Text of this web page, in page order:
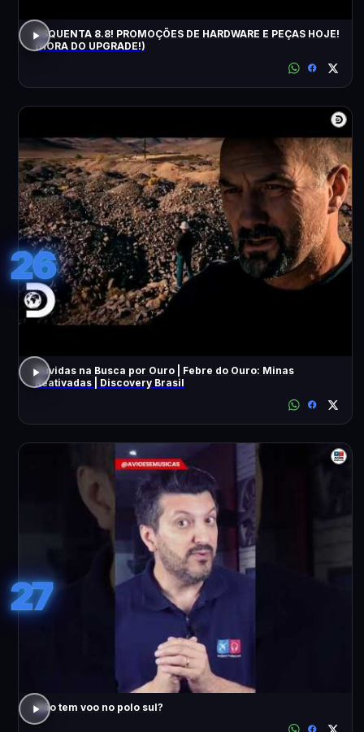
ESQUENTA 8.8! PROMOÇÕES DE HARDWARE E PEÇAS HOJE!
(HORA DO UPGRADE!)
26
Dúvidas na Busca por Ouro | Febre do Ouro: Minas
Reativadas | Discovery Brasil
27
Não tem voo no polo sul?